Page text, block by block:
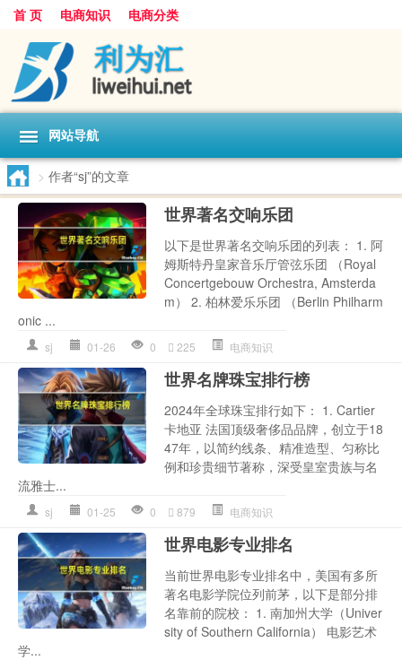
首 页 电商知识 电商分类
网站导航
> 作者“sj”的文章
世界著名交响乐团
以下是世界著名交响乐团的列表： 1. 阿
姆斯特丹皇家音乐厅管弦乐团 （Royal
Concertgebouw Orchestra, Amsterda
m） 2. 柏林爱乐乐团 （Berlin Philharm
onic ...
sj 01-26 0 225 电商知识
世界名牌珠宝排行榜
2024年全球珠宝排行如下： 1. Cartier
卡地亚 法国顶级奢侈品品牌，创立于18
47年，以简约线条、精准造型、匀称比
例和珍贵细节著称，深受皇室贵族与名
流雅士...
sj 01-25 0 879 电商知识
世界电影专业排名
当前世界电影专业排名中，美国有多所
著名电影学院位列前茅，以下是部分排
名靠前的院校： 1. 南加州大学（Univer
sity of Southern California） 电影艺术
学...